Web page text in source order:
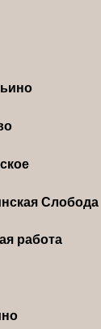
Слобода
работа